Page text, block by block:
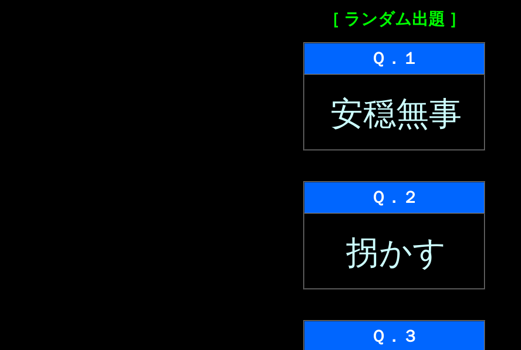
［ ランダム出題 ］
Ｑ．１
安穏無事
Ｑ．２
拐かす
Ｑ．３